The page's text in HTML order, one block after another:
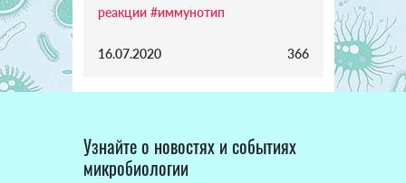
реакции #иммунотип
16.07.2020 366
Узнайте о новостях и событиях
микробиологии